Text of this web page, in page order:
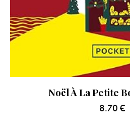
Noël À La Petite
8.70 €